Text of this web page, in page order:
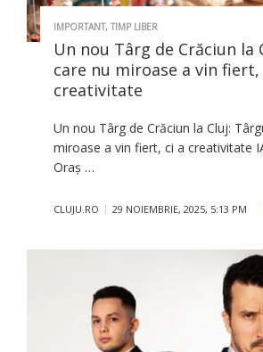
IMPORTANT, TIMP LIBER
Un nou Târg de Crăciun la
care nu miroase a vin fiert,
creativitate
Un nou Târg de Crăciun la Cluj:
miroase a vin fiert, ci a creativitate
Oraș …
CLUJU.RO 29 NOIEMBRIE, 2025, 5:13 PM